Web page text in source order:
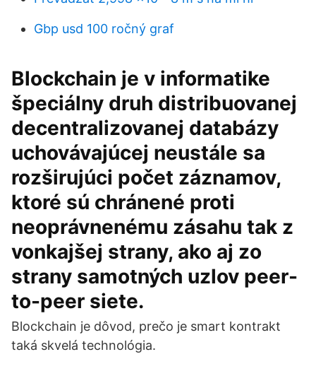
Gbp usd 100 ročný graf
Blockchain je v informatike
špeciálny druh distribuovanej
decentralizovanej databázy
uchovávajúcej neustále sa
rozširujúci počet záznamov,
ktoré sú chránené proti
neoprávnenému zásahu tak z
vonkajšej strany, ako aj zo
strany samotných uzlov peer-
to-peer siete.
Blockchain je dôvod, prečo je smart kontrakt
taká skvelá technológia.